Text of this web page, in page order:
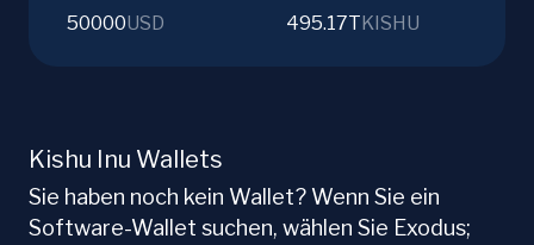
50000USD 495.17T KISHU
Kishu Inu Wallets
Sie haben noch kein Wallet? Wenn Sie ein
Software-Wallet suchen, wählen Sie Exodus;